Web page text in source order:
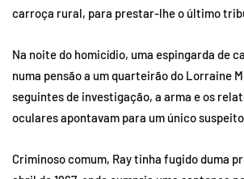
carroça rural, para prestar-lhe o último
Na noite do homicídio, uma espingarda de
numa pensão a um quarteirão do Lorraine
seguintes de investigação, a arma e os
oculares apontavam para um único
Criminoso comum, Ray tinha fugido duma